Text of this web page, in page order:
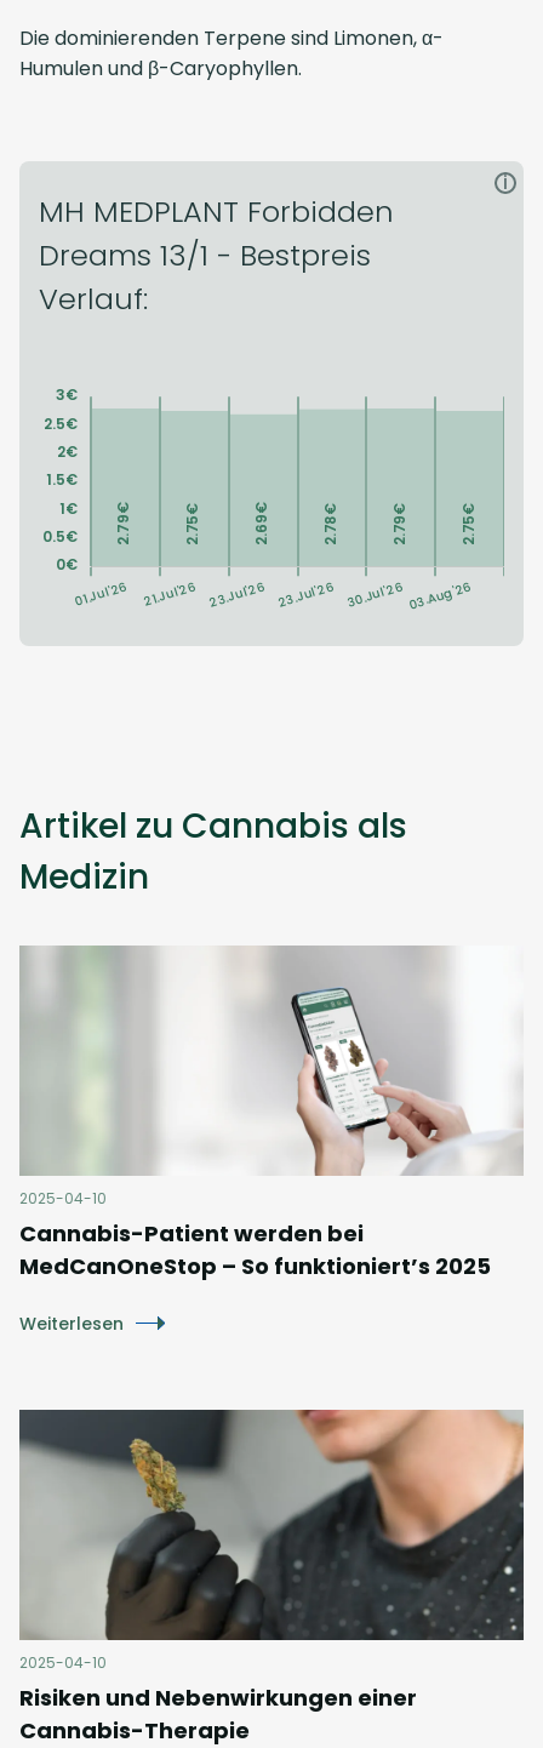
Die dominierenden Terpene sind Limonen, α-
Humulen und β-Caryophyllen.
MH MEDPLANT Forbidden
Dreams 13/1 - Bestpreis
Verlauf:
i
Artikel zu Cannabis als
Medizin
2025-04-10
Cannabis-Patient werden bei
MedCanOneStop – So funktioniert’s 2025
Weiterlesen
2025-04-10
Risiken und Nebenwirkungen einer
Cannabis-Therapie